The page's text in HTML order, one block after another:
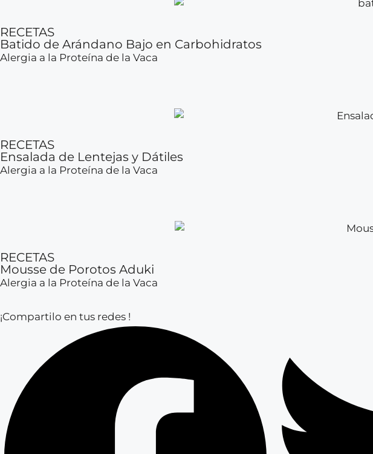
RECETAS
Batido de Arándano Bajo en Carbohidratos
Alergia a la Proteína de la Vaca
RECETAS
Ensalada de Lentejas y Dátiles
Alergia a la Proteína de la Vaca
RECETAS
Mousse de Porotos Aduki
Alergia a la Proteína de la Vaca
¡Compartilo en tus redes !